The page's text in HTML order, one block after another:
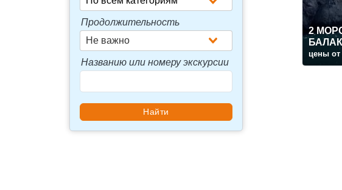
2
цены от
Продолжительность
Не важно
Названию или номеру экскурсии